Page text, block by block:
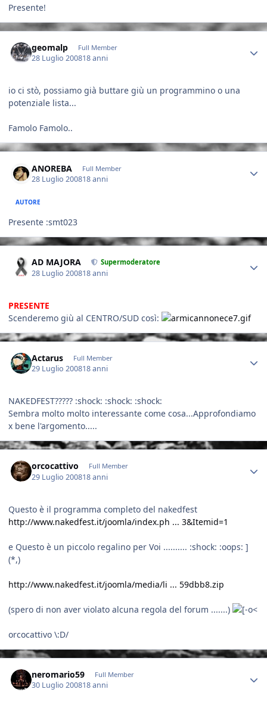
Presente!
geomalp Full Member
28 Luglio 200818 anni
io ci stò, possiamo già buttare giù un programmino o una
potenziale lista...
Famolo Famolo..
ANOREBA Full Member
28 Luglio 200818 anni
AUTORE
Presente :smt023
AD MAJORA Supermoderatore
28 Luglio 200818 anni
PRESENTE
Scenderemo giù al CENTRO/SUD così:
Actarus Full Member
29 Luglio 200818 anni
NAKEDFEST????? :shock: :shock: :shock:
Sembra molto molto interessante come cosa...Approfondiamo
x bene l'argomento.....
orcocattivo Full Member
29 Luglio 200818 anni
Questo è il programma completo del nakedfest
http://www.nakedfest.it/joomla/index.ph ... 3&Itemid=1
e Questo è un piccolo regalino per Voi .......... :shock: :oops: ]
(*,)
http://www.nakedfest.it/joomla/media/li ... 59dbb8.zip
(spero di non aver violato alcuna regola del forum .......)
orcocattivo \:D/
neromario59 Full Member
30 Luglio 200818 anni